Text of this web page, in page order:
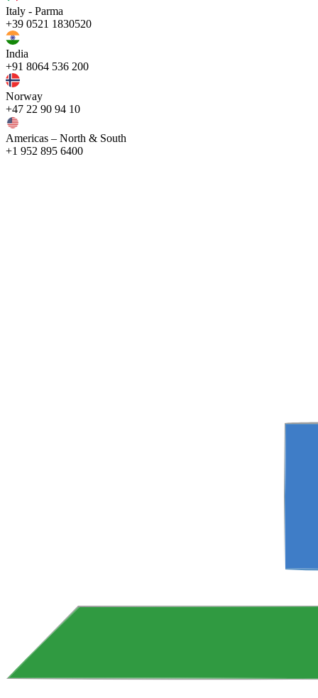
Italy - Parma
+39 0521 1830520
India
+91 8064 536 200
Norway
+47 22 90 94 10
Americas – North & South
+1 952 895 6400